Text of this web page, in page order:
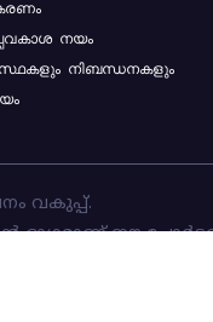
നയം
നിബന്ധനകളും
വകുപ്പ്.
ഭാഗമാണ് ഈ